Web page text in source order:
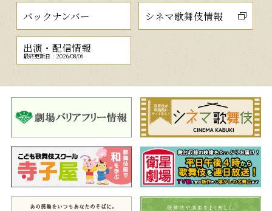
バックナンバー シネマ歌舞伎情報
出演・配信情報
最終更新日：2026/08/06